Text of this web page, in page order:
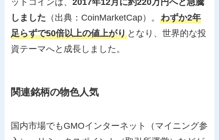
しました （出典：CoinMarketCap）。わずか2年
足らずで50倍以上の値上がり となり、世界的な投
資テーマへと成長しました。
関連銘柄の物色人気
国内市場でもGMOインターネット（マイニング参